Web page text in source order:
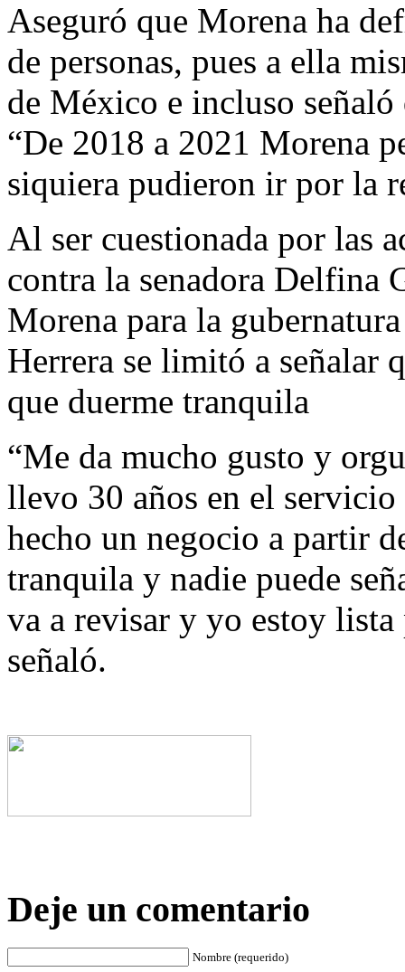
Aseguró que Morena ha
de personas, pues a ella
de México e incluso
“De 2018 a 2021 Morena
siquiera pudieron ir por la
Al ser cuestionada por las
contra la senadora Delfina
Morena para la
Herrera se limitó a señalar
que duerme tranquila
“Me da mucho gusto y
llevo 30 años en el
hecho un negocio a partir
tranquila y nadie puede
va a revisar y yo estoy
señaló.
Deje un comentario
Nombre (requerido)